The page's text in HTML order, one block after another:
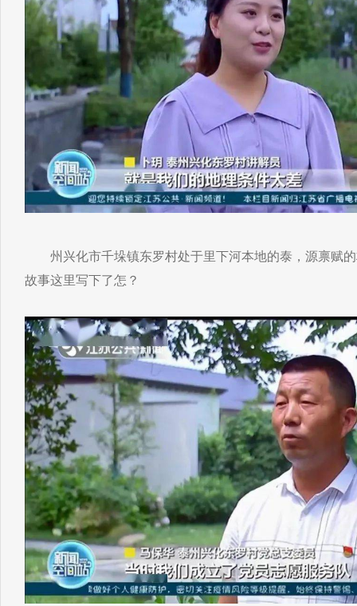
州兴化市千垛镇东罗村处于里下河本地的泰，源禀赋的
故事这里写下了怎？